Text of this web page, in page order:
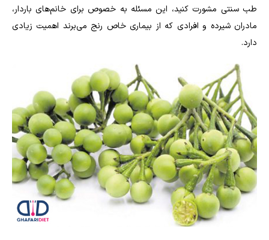
طب سنتی مشورت کنید، این مسئله به خصوص برای خانم‌های باردار،
مادران شیرده و افرادی که از بیماری خاص رنج می‌برند اهمیت زیادی
دارد.